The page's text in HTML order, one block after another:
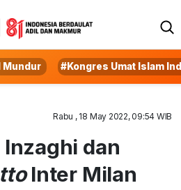
Mundur #Kongres Umat Islam
Rabu , 18 May 2022, 09:54 WIB
dan
Inter Milan